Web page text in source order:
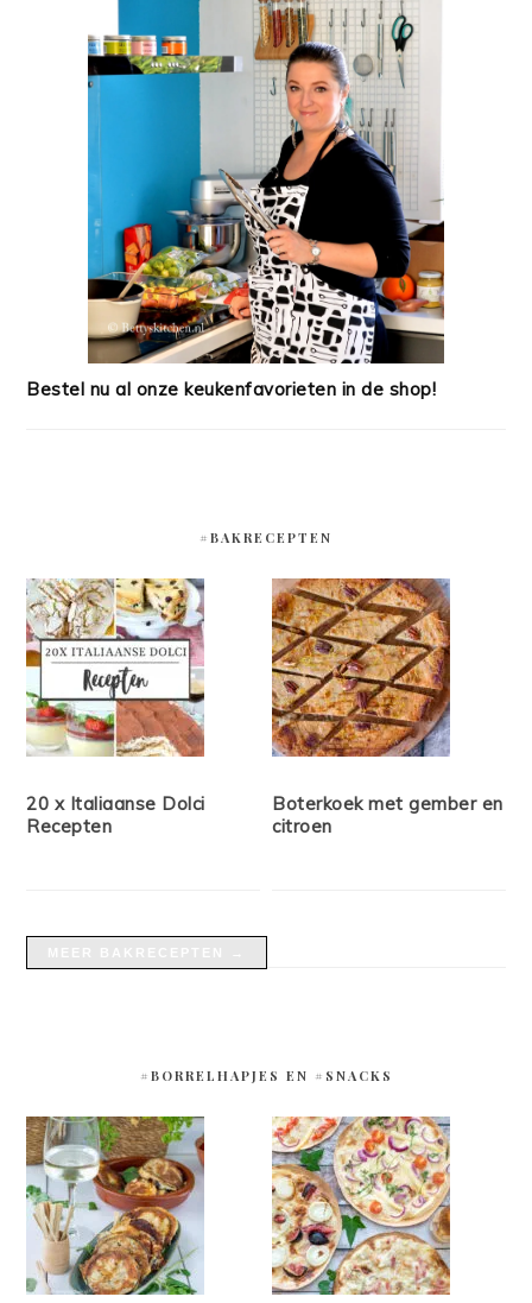
Bestel nu al onze keukenfavorieten in de shop!
#BAKRECEPTEN
20 x Italiaanse Dolci
Recepten
Boterkoek met gember en
citroen
#BORRELHAPJES EN #SNACKS